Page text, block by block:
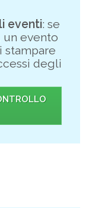
eventi: se
un evento
stampare
degli